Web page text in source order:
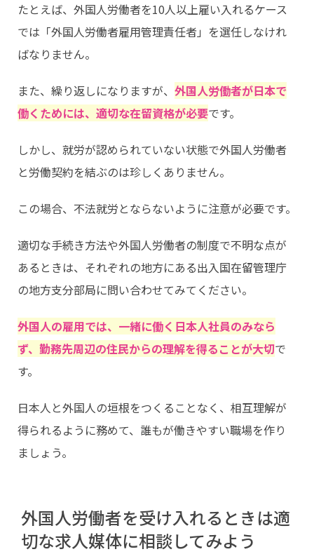
たとえば、外国人労働者を10人以上雇い入れるケース
では「外国人労働者雇用管理責任者」を選任しなけれ
ばなりません。
また、繰り返しになりますが、 外国人労働者が日本で
働くためには、適切な在留資格が必要です。
しかし、就労が認められていない状態で外国人労働者
と労働契約を結ぶのは珍しくありません。
この場合、不法就労とならないように注意が必要です。
適切な手続き方法や外国人労働者の制度で不明な点が
あるときは、それぞれの地方にある出入国在留管理庁
の地方支分部局に問い合わせてみてください。
外国人の雇用では、一緒に働く日本人社員のみなら
ず、勤務先周辺の住民からの理解を得ることが大切で
す。
日本人と外国人の垣根をつくることなく、相互理解が
得られるように務めて、誰もが働きやすい職場を作り
ましょう。
外国人労働者を受け入れるときは適
切な求人媒体に相談してみよう